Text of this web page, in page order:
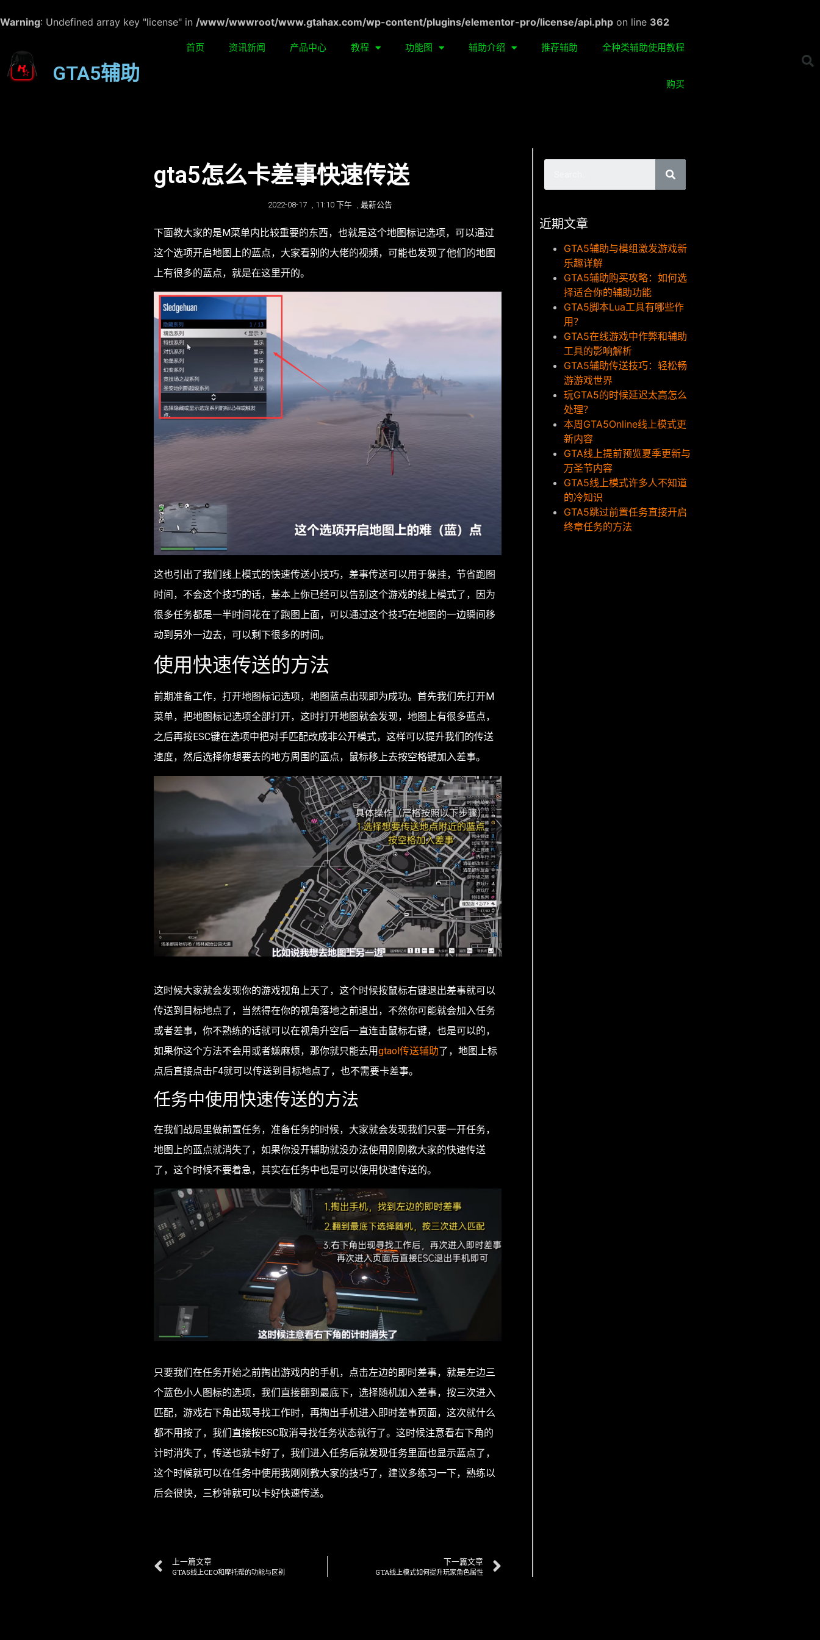
Warning: Undefined array key "license" in /www/wwwroot/www.gtahax.com/wp-content/plugins/elementor-pro/license/api.php on line 362
GTA5辅助
首页 资讯新闻 产品中心 教程 功能图 辅助介绍 推荐辅助 全种类辅助使用教程
购买
gta5怎么卡差事快速传送
2022-08-17 , 11:10 下午 , 最新公告
下面教大家的是M菜单内比较重要的东西，也就是这个地图标记选项，可以通过
这个选项开启地图上的蓝点，大家看别的大佬的视频，可能也发现了他们的地图
上有很多的蓝点，就是在这里开的。
这也引出了我们线上模式的快速传送小技巧，差事传送可以用于躲挂，节省跑图
时间，不会这个技巧的话，基本上你已经可以告别这个游戏的线上模式了，因为
很多任务都是一半时间花在了跑图上面，可以通过这个技巧在地图的一边瞬间移
动到另外一边去，可以剩下很多的时间。
使用快速传送的方法
前期准备工作，打开地图标记选项，地图蓝点出现即为成功。首先我们先打开M
菜单，把地图标记选项全部打开，这时打开地图就会发现，地图上有很多蓝点，
之后再按ESC键在选项中把对手匹配改成非公开模式，这样可以提升我们的传送
速度，然后选择你想要去的地方周围的蓝点，鼠标移上去按空格键加入差事。
这时候大家就会发现你的游戏视角上天了，这个时候按鼠标右键退出差事就可以
传送到目标地点了，当然得在你的视角落地之前退出，不然你可能就会加入任务
或者差事，你不熟练的话就可以在视角升空后一直连击鼠标右键，也是可以的，
如果你这个方法不会用或者嫌麻烦，那你就只能去用gtaol传送辅助了，地图上标
点后直接点击F4就可以传送到目标地点了，也不需要卡差事。
任务中使用快速传送的方法
在我们战局里做前置任务，准备任务的时候，大家就会发现我们只要一开任务，
地图上的蓝点就消失了，如果你没开辅助就没办法使用刚刚教大家的快速传送
了，这个时候不要着急，其实在任务中也是可以使用快速传送的。
只要我们在任务开始之前掏出游戏内的手机，点击左边的即时差事，就是左边三
个蓝色小人图标的选项，我们直接翻到最底下，选择随机加入差事，按三次进入
匹配，游戏右下角出现寻找工作时，再掏出手机进入即时差事页面，这次就什么
都不用按了，我们直接按ESC取消寻找任务状态就行了。这时候注意看右下角的
计时消失了，传送也就卡好了，我们进入任务后就发现任务里面也显示蓝点了，
这个时候就可以在任务中使用我刚刚教大家的技巧了，建议多练习一下，熟练以
后会很快，三秒钟就可以卡好快速传送。
上一篇文章
GTA5线上CEO和摩托帮的功能与区别
下一篇文章
GTA线上模式如何提升玩家角色属性
近期文章
GTA5辅助与模组激发游戏新
乐趣详解
GTA5辅助购买攻略：如何选
择适合你的辅助功能
GTA5脚本Lua工具有哪些作
用？
GTA5在线游戏中作弊和辅助
工具的影响解析
GTA5辅助传送技巧：轻松畅
游游戏世界
玩GTA5的时候延迟太高怎么
处理？
本周GTA5Online线上模式更
新内容
GTA线上提前预览夏季更新与
万圣节内容
GTA5线上模式许多人不知道
的冷知识
GTA5跳过前置任务直接开启
终章任务的方法